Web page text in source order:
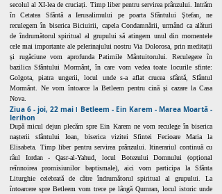
secolul al XI-lea de cruciați. Timp liber pentru servirea prânzului. Intrăm
în Cetatea Sfântă a Ierusalimului pe poarta Sfântului Ștefan, ne
reculegem în biserica Biciuirii, capela Condamnării, urmând ca alături
de îndrumătorul spiritual al grupului să atingem unul din momentele
cele mai importante ale pelerinajului nostru Via Dolorosa, prin meditații
și rugăciune vom aprofunda Patimile Mântuitorului. Reculegere în
bazilica Sfântului Mormânt, în care vom vedea toate locurile sfinte:
Golgota, piatra ungerii, locul unde s-a aflat crucea sfântă, Sfântul
Mormânt. Ne vom întoarce la Betleem pentru cină și cazare la Casa
Nova.
Ziua 6 - joi, 22 mai ǀ Betleem - Ein Karem - Marea Moartă -
Ierihon
După micul dejun plecăm spre Ein Karem ne vom reculege în biserica
nașterii sfântului Ioan, biserica vizitei Sfintei Fecioare Maria la
Elisabeta. Timp liber pentru servirea prânzului. Itinerariul continuă cu
râul Iordan - Qasr-al-Yahud, locul Botezului Domnului (opțional
reînnoirea promisiunilor baptismale), aici vom participa la Sfânta
Liturghie celebrată de către îndrumătorul spiritual al grupului. La
întoarcere spre Betleem vom trece pe lângă Qumran, locul istoric unde